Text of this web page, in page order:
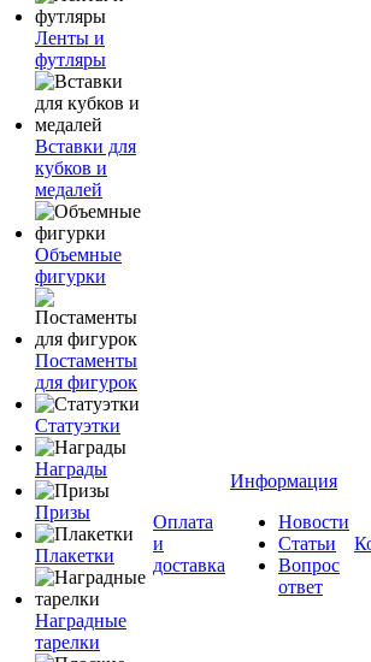
Ленты и
футляры
Вставки для
кубков и
медалей
Объемные
фигурки
Постаменты
для фигурок
Статуэтки
Награды
Призы
Плакетки
Наградные
тарелки
Оплата
и
доставка
Информация
Новости
Статьи
Вопрос
ответ